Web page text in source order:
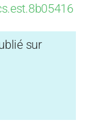
sur